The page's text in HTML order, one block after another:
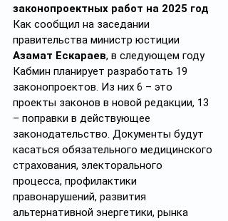
законопроектных работ на 2025 год
Как сообщил на заседании
правительства министр юстиции
Азамат Ескараев, в следующем году
Кабмин планирует разработать 19
законопроектов. Из них 6 – это
проекты законов в новой редакции, 13
– поправки в действующее
законодательство. Документы будут
касаться обязательного медицинского
страхования, электорального
процесса, профилактики
правонарушений, развития
альтернативной энергетики, рынка